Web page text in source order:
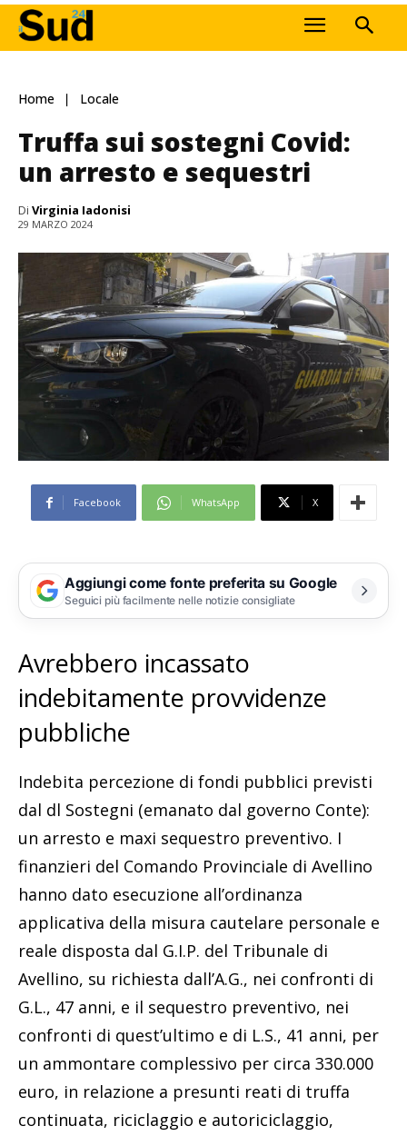
Home Locale
Truffa sui sostegni Covid:
un arresto e sequestri
Di Virginia Iadonisi
29 MARZO 2024
Facebook WhatsApp X
Aggiungi come fonte preferita su Google
Seguici più facilmente nelle notizie consigliate
Avrebbero incassato
indebitamente provvidenze
pubbliche
Indebita percezione di fondi pubblici previsti
dal dl Sostegni (emanato dal governo Conte):
un arresto e maxi sequestro preventivo. I
finanzieri del Comando Provinciale di Avellino
hanno dato esecuzione all’ordinanza
applicativa della misura cautelare personale e
reale disposta dal G.I.P. del Tribunale di
Avellino, su richiesta dall’A.G., nei confronti di
G.L., 47 anni, e il sequestro preventivo, nei
confronti di quest’ultimo e di L.S., 41 anni, per
un ammontare complessivo per circa 330.000
euro, in relazione a presunti reati di truffa
continuata, riciclaggio e autoriciclaggio,